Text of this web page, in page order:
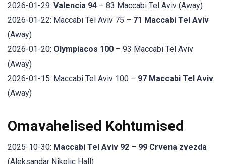
2026-01-29: Valencia 94 – 83 Maccabi Tel Aviv (Away)
2026-01-22: Maccabi Tel Aviv 75 – 71 Maccabi Tel Aviv
(Away)
2026-01-20: Olympiacos 100 – 93 Maccabi Tel Aviv
(Away)
2026-01-15: Maccabi Tel Aviv 100 – 97 Maccabi Tel Aviv
(Away)
Omavahelised Kohtumised
2025-10-30: Maccabi Tel Aviv 92 – 99 Crvena zvezda
(Aleksandar Nikolic Hall)